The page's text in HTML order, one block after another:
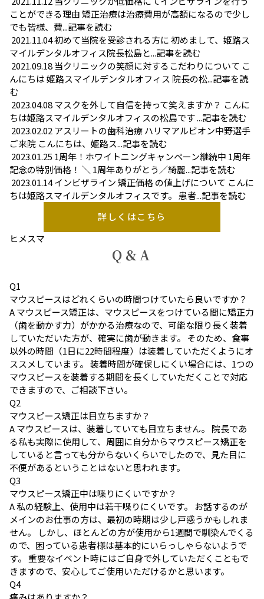
ことができる理由矯正治療は治療費用が高額になるので少し
でも皆様、費...記事を読む
2021.11.04初めて当院を受診される方に初めまして、姫路ス
マイルデンタルオフィス院長松島と...記事を読む
2021.09.18 当クリニックの笑顔に対するこだわりについて こ
んにちは 姫路スマイルデンタルオフィス 院長の松...記事を読
む
2023.04.08マスクを外して自信を持って笑えますか？ こんに
ちは姫路スマイルデンタルオフィスの松島です ...記事を読む
2023.02.02 アスリートの歯科治療ハリマアルビオン中野選手
ご来院 こんにちは、姫路ス...記事を読む
2023.01.25 1周年！ホワイトニングキャンペーン継続中 1周年
記念の特別価格！ ＼ 1周年ありがとう／綺麗...記事を読む
2023.01.14インビザライン 矯正価格 の値上げについて こんに
ちは姫路スマイルデンタルオフィスです。 患者...記事を読む
詳しくはこちら
ヒメスマ
Q＆A
Q1
マウスピースはどれくらいの時間つけていたら良いですか？
Aマウスピース矯正は、マウスピースをつけている間に矯正力
（歯を動かす力）がかかる治療なので、可能な限り長く装着
していただいた方が、確実に歯が動きます。 そのため、食事
以外の時間（1日に22時間程度）は装着していただくようにオ
ススメしています。 装着時間が確保しにくい場合には、1つの
マウスピースを装着する期間を長くしていただくことで対応
できますので、ご相談下さい。
Q2
マウスピース矯正は目立ちますか？
Aマウスピースは、装着していても目立ちません。 院長であ
る私も実際に使用して、周囲に自分からマウスピース矯正を
していると言っても分からないくらいでしたので、見た目に
不便があるということはないと思われます。
Q3
マウスピース矯正中は喋りにくいですか？
A私の経験上、使用中は若干喋りにくいです。 お話するのが
メインのお仕事の方は、最初の時期は少し戸惑うかもしれま
せん。 しかし、ほとんどの方が使用から1週間で馴染んでくる
ので、困っている患者様は基本的にいらっしゃらないようで
す。 重要なイベント時にはご自身で外していただくこともで
きますので、安心してご使用いただけるかと思います。
Q4